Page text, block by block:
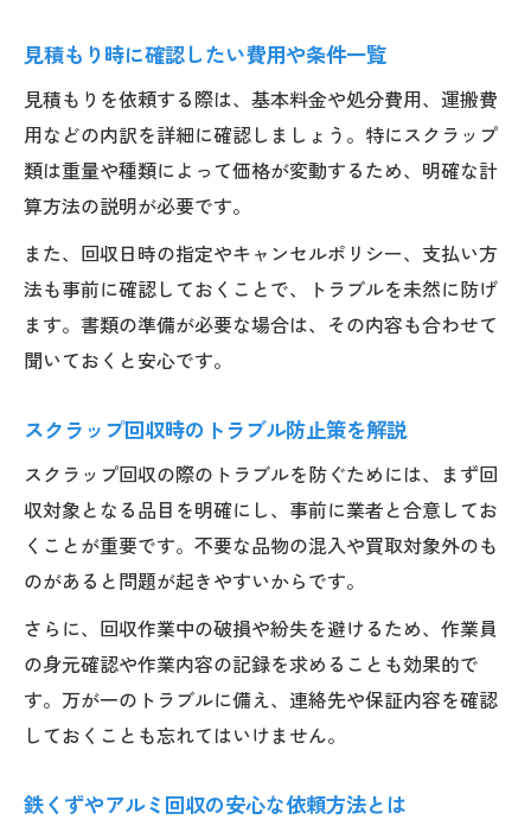
見積もり時に確認したい費用や条件一覧
見積もりを依頼する際は、基本料金や処分費用、運搬費
用などの内訳を詳細に確認しましょう。特にスクラップ
類は重量や種類によって価格が変動するため、明確な計
算方法の説明が必要です。
また、回収日時の指定やキャンセルポリシー、支払い方
法も事前に確認しておくことで、トラブルを未然に防げ
ます。書類の準備が必要な場合は、その内容も合わせて
聞いておくと安心です。
スクラップ回収時のトラブル防止策を解説
スクラップ回収の際のトラブルを防ぐためには、まず回
収対象となる品目を明確にし、事前に業者と合意してお
くことが重要です。不要な品物の混入や買取対象外のも
のがあると問題が起きやすいからです。
さらに、回収作業中の破損や紛失を避けるため、作業員
の身元確認や作業内容の記録を求めることも効果的で
す。万が一のトラブルに備え、連絡先や保証内容を確認
しておくことも忘れてはいけません。
鉄くずやアルミ回収の安心な依頼方法とは